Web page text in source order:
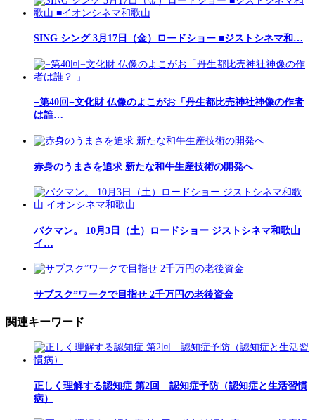
SING シング 3月17日（金）ロードショー ■ジストシネマ和…
−第40回−文化財 仏像のよこがお「丹生都比売神社神像の作者
は誰…
赤身のうまさを追求 新たな和牛生産技術の開発へ
バクマン。 10月3日（土）ロードショー ジストシネマ和歌山
イ…
サブスク”ワークで目指せ 2千万円の老後資金
関連キーワード
正しく理解する認知症 第2回 認知症予防（認知症と生活習慣
病）